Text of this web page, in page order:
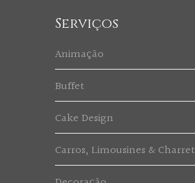
Serviços
Animação
Buffet
Cake Design
Carros, Limousines & Charret